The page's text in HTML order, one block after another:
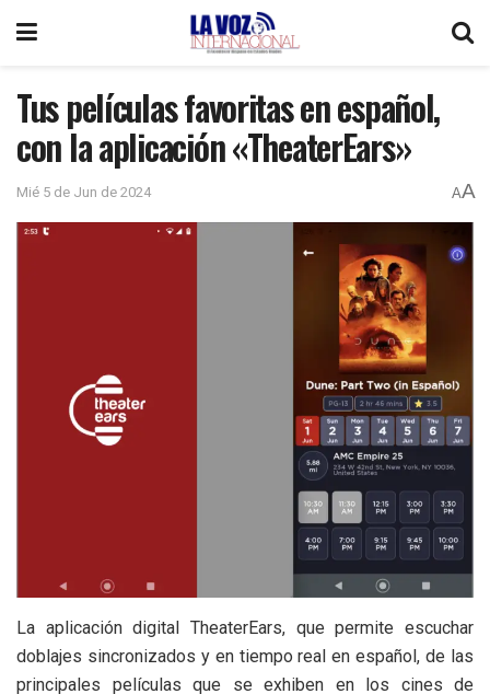
Tus películas favoritas en español,
con la aplicación «TheaterEars»
Mié 5 de Jun de 2024 AA
La aplicación digital TheaterEars, que permite escuchar
doblajes sincronizados y en tiempo real en español, de las
principales películas que se exhiben en los cines de